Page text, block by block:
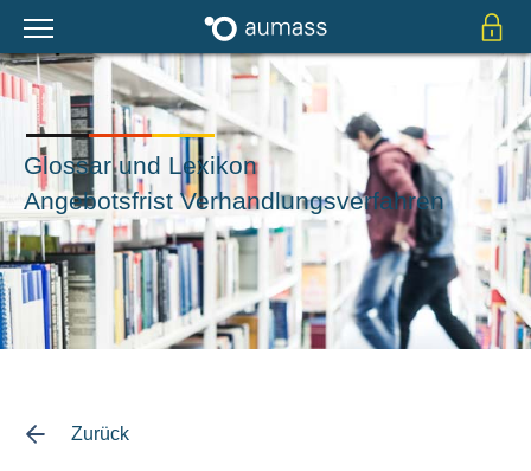
Glossar und Lexikon
Angebotsfrist Verhandlungsverfahren
Zurück